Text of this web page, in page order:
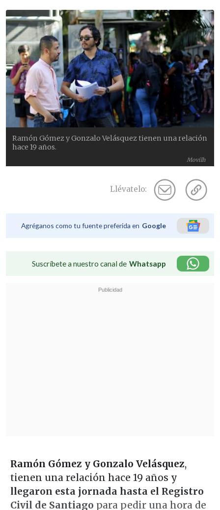
Movilh
Ramón Gómez y Gonzalo Velásquez tienen una relación
hace 19 años.
Llévatelo:
Agréganos como tu fuente preferida en Google
Suscríbete a nuestro canal de Whatsapp
Ramón Gómez y Gonzalo Velásquez,
tienen una relación hace 19 años y
llegaron esta jornada hasta el Registro
Civil de Santiago para pedir una hora de